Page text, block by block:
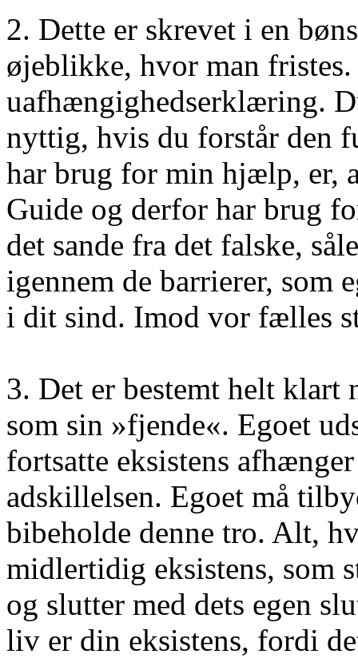
2. Dette er skrevet i en
øjeblikke, hvor man fristes.
uafhængighedserklæring.
nyttig, hvis du forstår den
har brug for min hjælp, er,
Guide og derfor har brug
det sande fra det falske,
igennem de barrierer, som
i dit sind. Imod vor fælles
3. Det er bestemt helt klart
som sin »fjende«. Egoet
fortsatte eksistens
adskillelsen. Egoet må
bibeholde denne tro. Alt,
midlertidig eksistens, som
og slutter med dets egen
liv er din eksistens, fordi